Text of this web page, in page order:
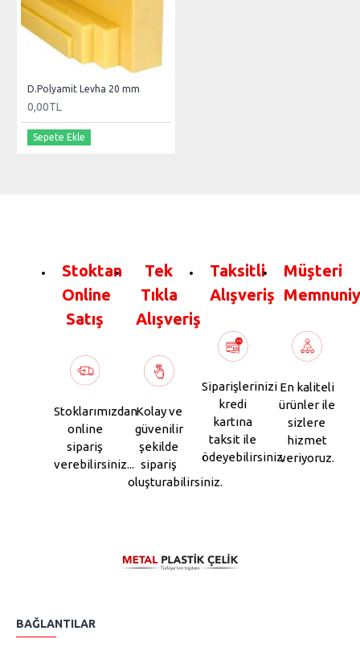
D.Polyamit Levha 20 mm
0,00TL
Sepete Ekle
Stoktan
Online
Satış
Stoklarımızdan
online
sipariş
verebilirsiniz...
Tek
Tıkla
Alışveriş
Kolay ve
güvenilir
şekilde
sipariş
oluşturabilirsiniz.
Taksitli
Alışveriş
Siparişlerinizi
kredi
kartına
taksit ile
ödeyebilirsiniz.
Müşteri
En kaliteli
ürünler ile
sizlere
hizmet
veriyoruz.
BAĞLANTILAR